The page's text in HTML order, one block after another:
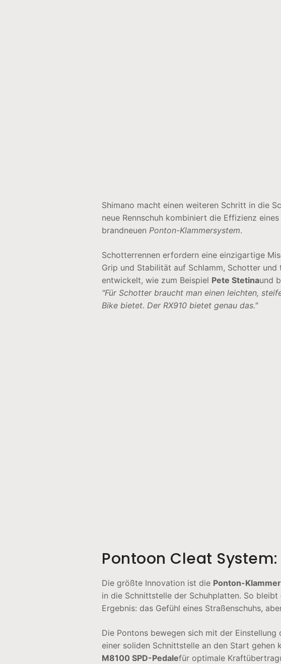
Shimano macht einen weiteren Schritt in die
neue Rennschuh kombiniert die Effizienz
brandneuen Ponton-Klammersystem.
Schotterrennen erfordern eine einzigartige
Grip und Stabilität auf Schlamm, Schotter
entwickelt, wie zum Beispiel Pete Stetinaund
"Für Schotter braucht man einen leichten,
Bike bietet. Der RX910 bietet genau das."
Pontoon Cleat
Die größte Innovation ist die Ponton-
in die Schnittstelle der Schuhplatten. So
Ergebnis: das Gefühl eines Straßenschuhs,
Die Pontons bewegen sich mit der
einer soliden Schnittstelle an den Start
M8100 SPD-Pedalefür optimale